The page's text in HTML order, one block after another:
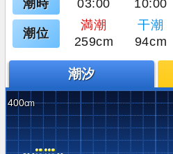
潮時 03:00 10:00
潮位
満潮 干潮
259cm
94cm
潮汐
400